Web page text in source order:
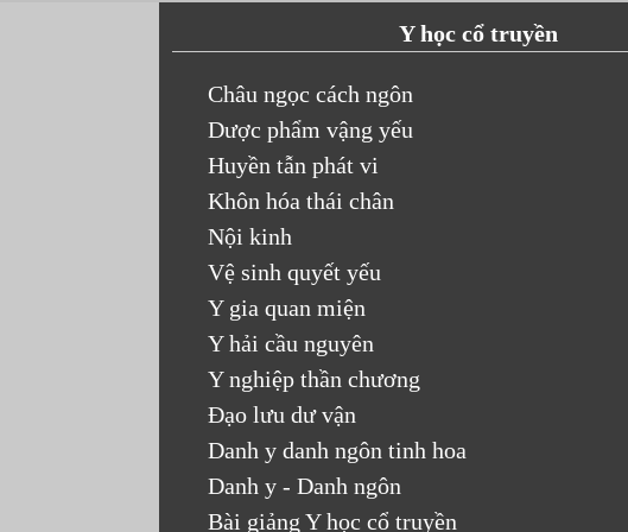
Y học cổ truyền
Châu ngọc cách ngôn
Dược phẩm vậng yếu
Huyền tẫn phát vi
Khôn hóa thái chân
Nội kinh
Vệ sinh quyết yếu
Y gia quan miện
Y hải cầu nguyên
Y nghiệp thần chương
Đạo lưu dư vận
Danh y danh ngôn tinh hoa
Danh y - Danh ngôn
Bài giảng Y học cổ truyền